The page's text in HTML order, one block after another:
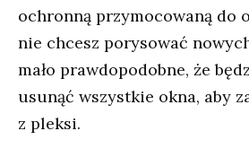
ochronną przymocowaną do
nie chcesz porysować
mało prawdopodobne, że
usunąć wszystkie okna, aby
z pleksi.